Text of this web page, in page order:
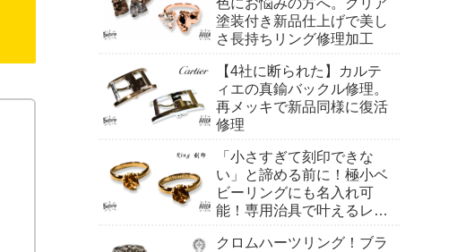
色にお悩みの方へ。クリア
塗装付き新品仕上げで美し
さ長持ちリング修理加工
【4社に断られた】カルテ
ィエの真鍮バックル修理。
再メッキで新品同様に復活
修理
「小さすぎて刻印できな
い」と諦める前に！極小ベ
ビーリングにも名入れ可
能！専用治具で叶えるレー
クロムハーツリング！ブラ